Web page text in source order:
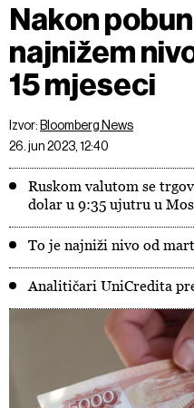
Nakon
najnižem
15 mjeseci
Izvor: Bloomberg News
26. jun 2023, 12:40
Ruskom valutom se
dolar u 9:35 ujutru u
To je najniži nivo od
Analitičari UniCredita